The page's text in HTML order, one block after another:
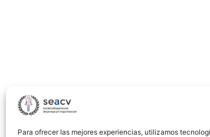
Para ofrecer las mejores experiencias, utilizamos